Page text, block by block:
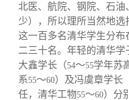
三创大赛
实用信息
会长致辞
总会章程
理事会名
北医、航院、钢院、石
少），所以理所当然地选
这一百多名清华学生分
二三十名。年轻的清华
大鑫学长（54～55学年苏
系55～60）及冯虞章学长
任，清华工物55～60）分